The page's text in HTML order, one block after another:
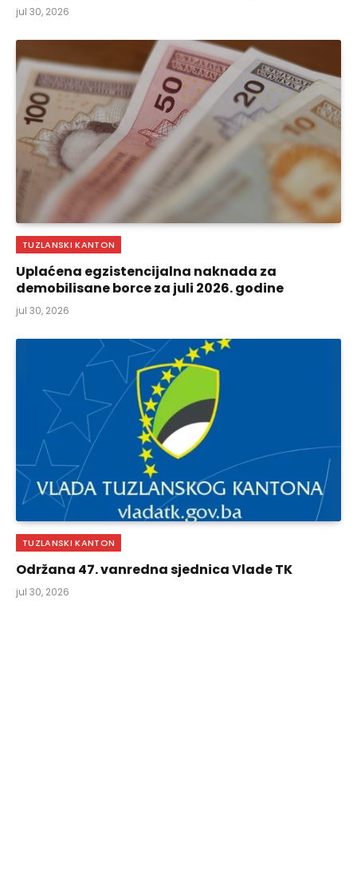
jul 30, 2026
TUZLANSKI KANTON
Uplaćena egzistencijalna naknada za
demobilisane borce za juli 2026. godine
jul 30, 2026
TUZLANSKI KANTON
Održana 47. vanredna sjednica Vlade TK
jul 30, 2026